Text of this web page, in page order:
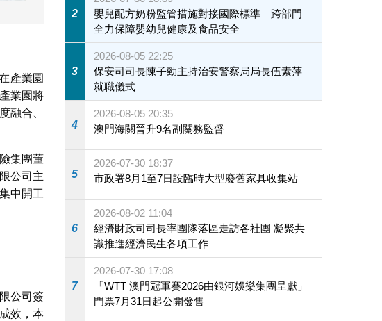
政區政府經濟財政司司長、橫琴粵澳深度合作區執行委員會主任李偉農致辭。
產業園
業園將
融合、
集團董
公司主
中開工
公司簽
效，本
2
嬰兒配方奶粉監管措施對接國際標準 跨部門
全力保障嬰幼兒健康及食品安全
3
2026-08-05 22:25
保安司司長陳子勁主持治安警察局局長伍素萍
就職儀式
4
2026-08-05 20:35
澳門海關晉升9名副關務監督
5
2026-07-30 18:37
市政署8月1至7日設臨時大型廢舊家具收集站
6
2026-08-02 11:04
經濟財政司司長率團隊落區走訪各社團 凝聚共
識推進經濟民生各項工作
7
2026-07-30 17:08
「WTT 澳門冠軍賽2026由銀河娛樂集團呈獻」
門票7月31日起公開發售